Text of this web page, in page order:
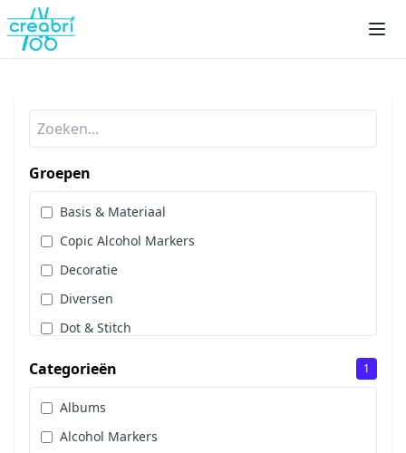
Groepen
Basis & Materiaal
Copic Alcohol Markers
Decoratie
Diversen
Dot & Stitch
Sale
Stans, Embos & Stencils
Stempels
Categorieën 1
Albums
Alcohol Markers